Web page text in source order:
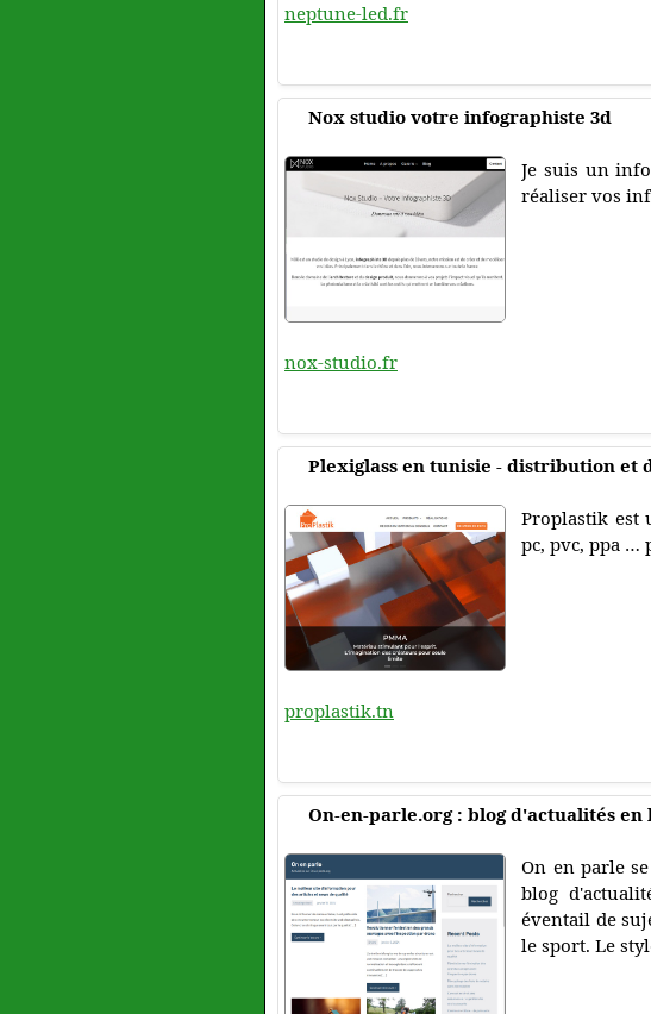
neptune-led.fr
Nox studio votre infographiste 3d
Je suis un
réaliser vos
nox-studio.fr
Plexiglass en tunisie - distribution
Proplastik est
pc, pvc, ppa …
proplastik.tn
On-en-parle.org : blog d'actualités en
On en parle
blog
éventail de
le sport. Le